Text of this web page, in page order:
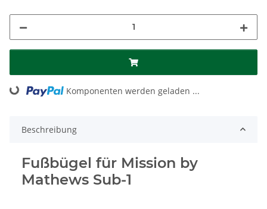
Loading... Komponenten werden geladen ...
Beschreibung
Fußbügel für Mission by
Mathews Sub-1